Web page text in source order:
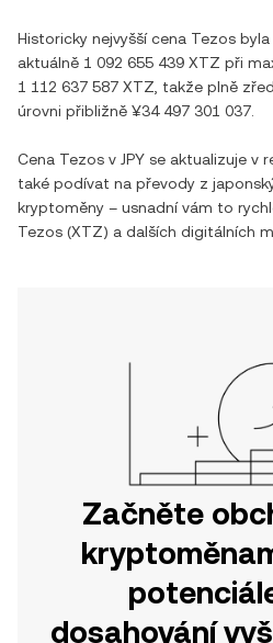
Historicky nejvyšší cena Tezos byla
aktuálně 1 092 655 439 XTZ při
1 112 637 587 XTZ , takže plně
úrovni přibližně ¥34 497 301 037
Cena Tezos v JPY se aktualizuje v
také podívat na převody z
kryptoměny – usnadní vám to
Tezos (XTZ) a dalších digitálních
Začněte
dosahování